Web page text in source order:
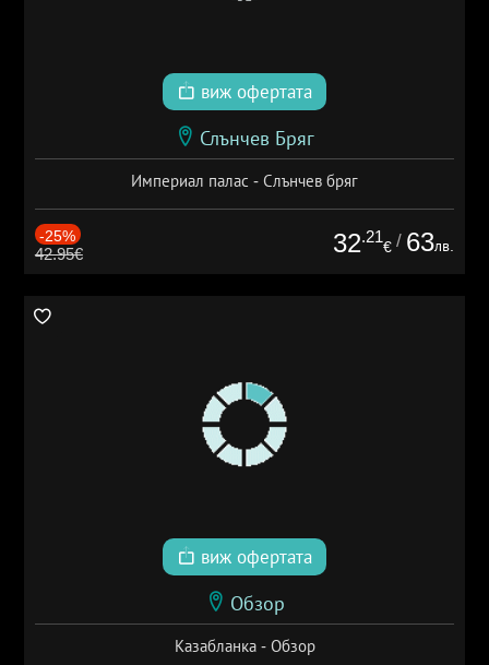
виж офертата
Слънчев Бряг
Империал палас - Слънчев бряг
-25%
42.95€ 32.21
€ / 63лв.
виж офертата
Обзор
Казабланка - Обзор